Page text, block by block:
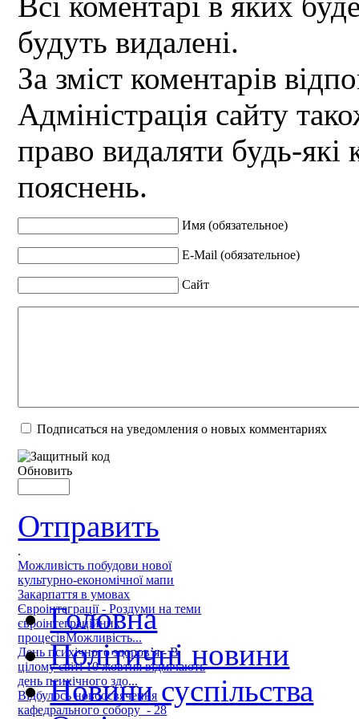
будуть видалені.
За зміст коментарів
Адміністрація сайту
право видаляти будь-які
пояснень.
Имя (обязательное)
E-Mail (обязательное)
Сайт
Подписаться на уведомления о новых комментариях
Обновить
Отправить
.
Можливість побудови нової
культурно-економічної мапи
Закарпаття в умовах
Євроінтеграції - Роздуми на теми
євроінтеграційних
процесівМожливість...
День психічного здоров’я - В
цілому світі 10 жовтня відмічають
день психічного здо...
Відбулось новоосвячення
кафедрального собору - 28
Головна
Політичні новини
Новини суспільства